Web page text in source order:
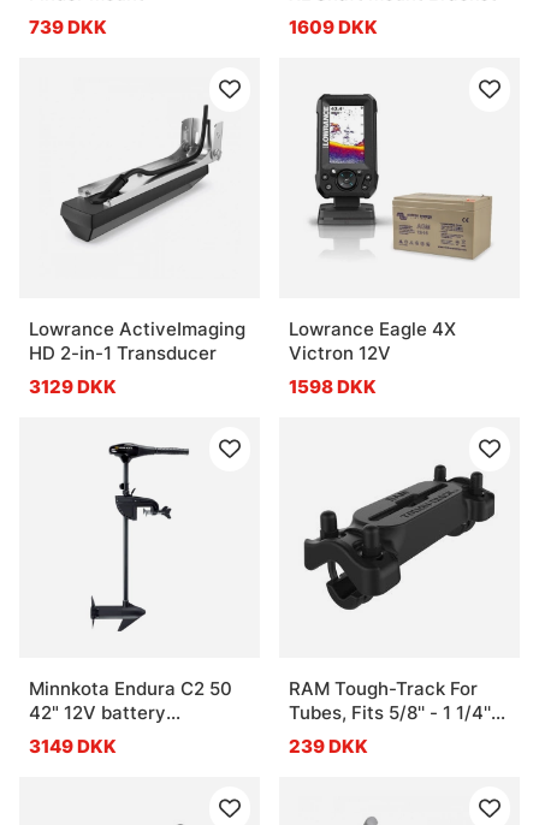
739 DKK
1609 DKK
Lowrance ActiveImaging
HD 2-in-1 Transducer
3129 DKK
Lowrance Eagle 4X
Victron 12V
1598 DKK
Minnkota Endura C2 50
42" 12V battery
.indikator
3149 DKK
RAM Tough-Track For
Tubes, Fits 5/8'' - 1 1/4''
Diameter Tubes, 7''
Overall Length
239 DKK